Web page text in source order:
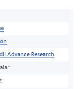
Advance Research